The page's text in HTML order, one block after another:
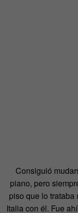
Consiguió
piano, pero
piso que lo trataba
Italia con él. Fue